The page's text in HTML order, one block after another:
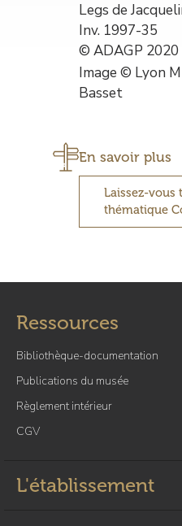
Legs de
Inv. 1997-35
© ADAGP 2020
Image © Lyon
Basset
En savoir plus
Laissez-vous
thématique
Ressources
Bibliothèque-documentation
Publications du musée
Règlement intérieur
CGV
L'établissement